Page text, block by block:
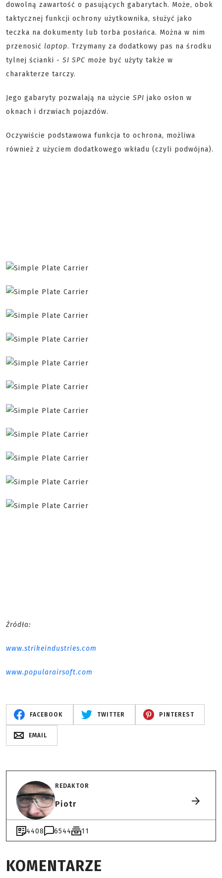
dowolną zawartość o pasujących gabarytach. Może, obok
taktycznej funkcji ochrony użytkownika, służyć jako
teczka na dokumenty lub torba posłańca. Można w nim
przenosić laptop. Trzymany za dodatkowy pas na środku
tylnej ścianki - SI SPC może być użyty także w
charakterze tarczy.
Jego gabaryty pozwalają na użycie SPI jako osłon w
oknach i drzwiach pojazdów.
Oczywiście podstawowa funkcja to ochrona, możliwa
również z użyciem dodatkowego wkładu (czyli podwójna).
Źródła:
www.strikeindustries.com
www.popularairsoft.com
FACEBOOK TWITTER PINTEREST
EMAIL
REDAKTOR
Piotr
4408 6544 11
KOMENTARZE